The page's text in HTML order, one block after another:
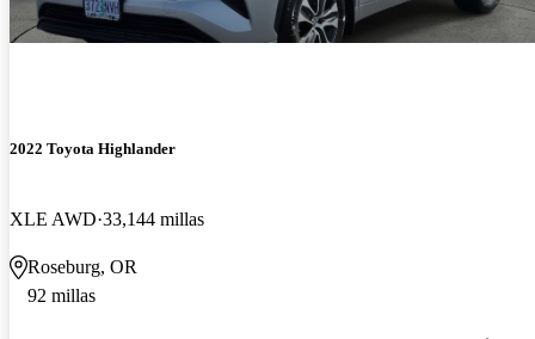
2022 Toyota Highlander
XLE AWD 33,144 millas
Roseburg, OR
92 millas